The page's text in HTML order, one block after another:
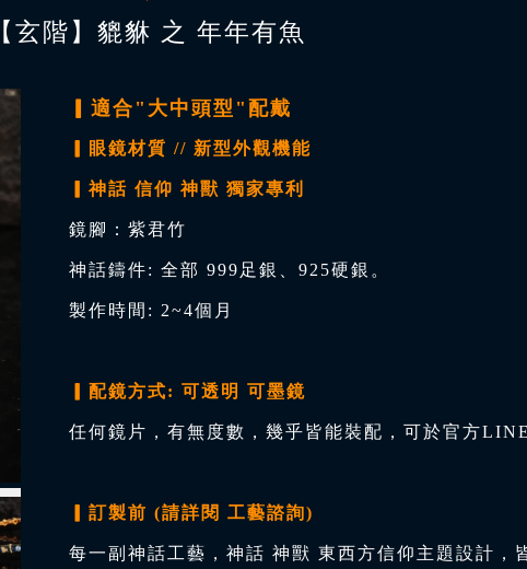
【玄階】貔貅 之 年年有魚
▎適合"大中頭型"配戴
▎眼鏡材質 // 新型外觀機能
▎神話 信仰 神獸 獨家專利
鏡腳：紫君竹
神話鑄件: 全部 999足銀、925硬銀。
製作時間: 2~4個月
▎配鏡方式: 可透明 可墨鏡
任何鏡片，有無度數，幾乎皆能裝配，可於官方
▎訂製前 (請詳閱 工藝諮詢)
每一副神話工藝，神話 神獸 東西方信仰主題設計，